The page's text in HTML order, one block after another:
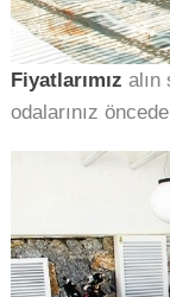
Fiyatlarımız
odalarınız